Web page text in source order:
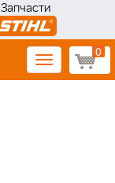
Запчасти
0
Toggle
navigation